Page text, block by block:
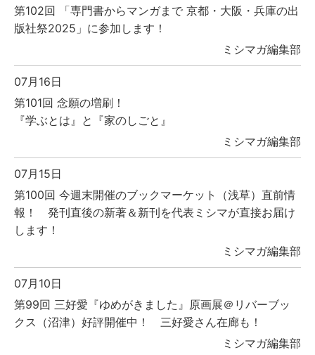
第102回 「専門書からマンガまで 京都・大阪・兵庫の出
版社祭2025」に参加します！
ミシマガ編集部
07月16日
第101回 念願の増刷！
『学ぶとは』と『家のしごと』
ミシマガ編集部
07月15日
第100回 今週末開催のブックマーケット（浅草）直前情
報！ 発刊直後の新著＆新刊を代表ミシマが直接お届け
します！
ミシマガ編集部
07月10日
第99回 三好愛『ゆめがきました』原画展＠リバーブッ
クス（沼津）好評開催中！ 三好愛さん在廊も！
ミシマガ編集部